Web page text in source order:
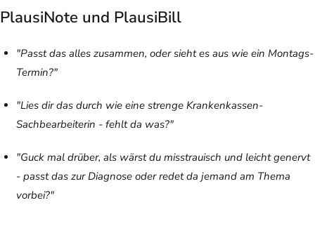
PlausiNote und PlausiBill
"Passt das alles zusammen, oder sieht es aus wie ein Montags-
Termin?"
"Lies dir das durch wie eine strenge Krankenkassen-
Sachbearbeiterin - fehlt da was?"
"Guck mal drüber, als wärst du misstrauisch und leicht genervt
- passt das zur Diagnose oder redet da jemand am Thema
vorbei?"